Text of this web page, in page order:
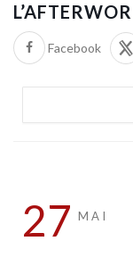
Facebook
27 MAI